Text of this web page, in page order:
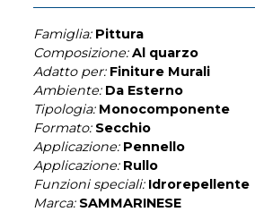
Famiglia: Pittura
Composizione: Al quarzo
Adatto per: Finiture Murali
Ambiente: Da Esterno
Tipologia: Monocomponente
Formato: Secchio
Applicazione: Pennello
Applicazione: Rullo
Funzioni speciali: Idrorepellente
Marca: SAMMARINESE